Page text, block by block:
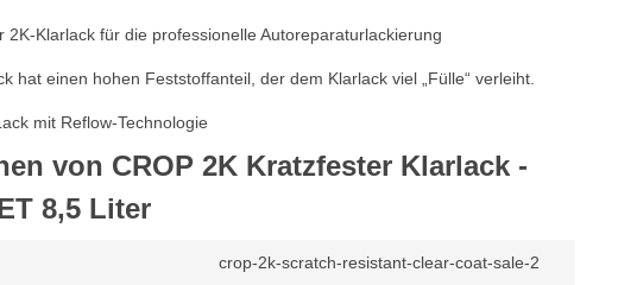
2K-Klarlack für die professionelle Autoreparaturlackierung
hat einen hohen Feststoffanteil, der dem Klarlack viel „Fülle“ verleiht.
mit Reflow-Technologie
von CROP 2K Kratzfester Klarlack -
8,5 Liter
crop-2k-scratch-resistant-clear-coat-sale-2